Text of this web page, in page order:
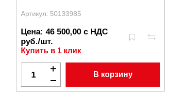
Артикул: 50133985
Цена: 46 500,00 с НДС
руб./шт.
Купить в 1 клик
В корзину